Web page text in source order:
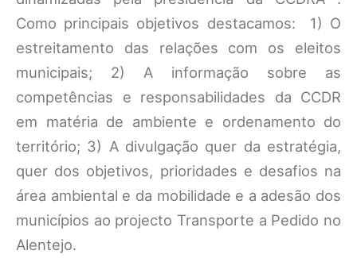
Como principais objetivos destacamos: 1) O
estreitamento das relações com os eleitos
municipais; 2) A informação sobre as
competências e responsabilidades da CCDR
em matéria de ambiente e ordenamento do
território; 3) A divulgação quer da estratégia,
quer dos objetivos, prioridades e desafios na
área ambiental e da mobilidade e a adesão dos
municípios ao projecto Transporte a Pedido no
Alentejo.